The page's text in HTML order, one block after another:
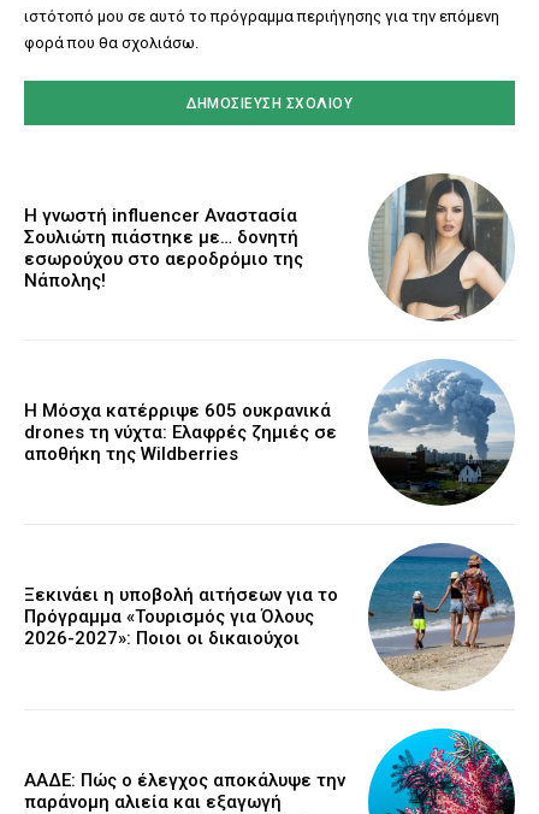
ιστότοπό μου σε αυτό το πρόγραμμα περιήγησης για την επόμενη
φορά που θα σχολιάσω.
Η γνωστή influencer Αναστασία
Σουλιώτη πιάστηκε με… δονητή
εσωρούχου στο αεροδρόμιο της
Νάπολης!
Η Μόσχα κατέρριψε 605 ουκρανικά
drones τη νύχτα: Ελαφρές ζημιές σε
αποθήκη της Wildberries
Ξεκινάει η υποβολή αιτήσεων για το
Πρόγραμμα «Τουρισμός για Όλους
2026-2027»: Ποιοι οι δικαιούχοι
ΑΑΔΕ: Πώς ο έλεγχος αποκάλυψε την
παράνομη αλιεία και εξαγωγή